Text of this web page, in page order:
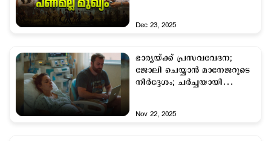
Dec 23, 2025
ഭാര്യയ്ക്ക് പ്രസവവേദന;
ജോലി ചെയ്യാന്‍ മാനേജറുടെ
നിര്‍ദ്ദേശം; ചര്‍ച്ചയായി
Nov 22, 2025